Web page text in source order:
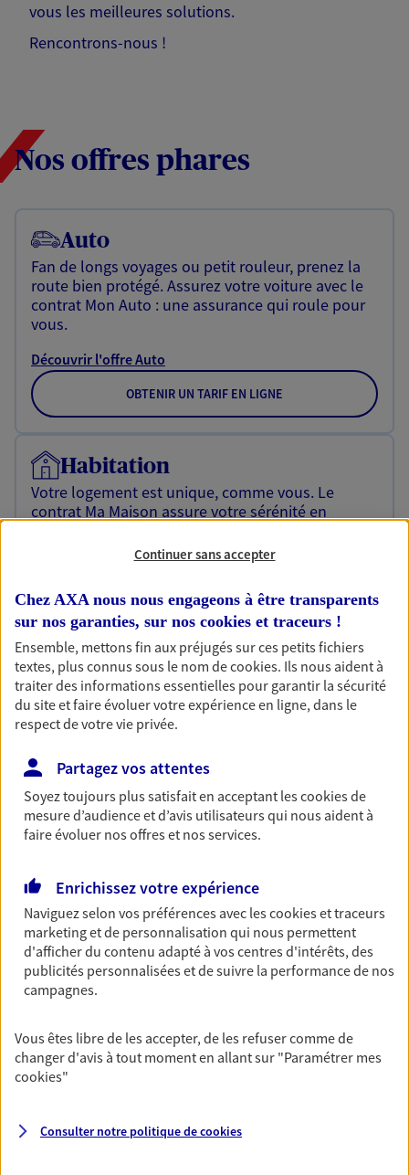
vous les meilleures solutions.
Rencontrons-nous !
Nos offres phares
Auto
Fan de longs voyages ou petit rouleur, prenez la
route bien protégé. Assurez votre voiture avec le
contrat Mon Auto : une assurance qui roule pour
vous.
Découvrir l'offre Auto
OBTENIR UN TARIF EN LIGNE
Habitation
Votre logement est unique, comme vous. Le
contrat Ma Maison assure votre sérénité en
Découvrir l'offre Habitation
OBTENIR UN TARIF EN LIGNE
Garantie Accidents de la Vie
Bricoleuse, féru de jardinage, pâtissier en herbe
ou grande lectrice… personne n'est à l'abri d'un
accident du quotidien. Avec Ma Protection
Accident, protégez votre qualité de vie et vos
revenus.
Découvrir l'offre Garantie Accidents de la Vie
OBTENIR UN TARIF EN LIGNE
Multirisque Entreprise
Gagnez en simplicité et en sérénité avec votre
assurance multirisque entreprise. Un contrat
unique pour protéger vos locaux, matériels pro,
équipements et stocks… sans oublier votre
Découvrir l'offre Multirisque Entreprise
Continuer sans accepter
Chez AXA nous nous engageons à être transparents
sur nos garanties, sur nos cookies et traceurs !
Ensemble, mettons fin aux préjugés sur ces petits fichiers
textes, plus connus sous le nom decookies. Ils nous aident à
traiter des informations essentielles pour garantir la sécurité
du site et faire évoluer votre expérience en ligne, dans le
respect de votre vie privée.
Partagez vos attentes
Soyez toujours plus satisfait en acceptant lescookiesde
mesure d’audience et d’avis utilisateurs qui nous aident à
faire évoluer nos offres et nos services.
Enrichissez votre expérience
Naviguez selon vos préférences avec lescookies et traceurs
marketing et de personnalisation qui nous permettent
d'afficher du contenu adapté à vos centres d'intérêts, des
publicités personnalisées et de suivre la performance de nos
campagnes.
Vous êtes libre de les accepter, de les refuser comme de
changer d'avis à tout moment en allant sur "Paramétrer mes
cookies"
Consulter notre politique decookies